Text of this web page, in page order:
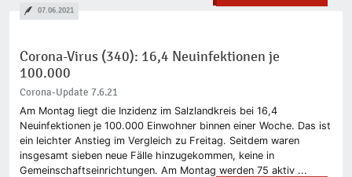
Corona-Virus (340): 16,4 Neuinfektionen je
100.000
Corona-Update 7.6.21
Am Montag liegt die Inzidenz im Salzlandkreis bei 16,4
Neuinfektionen je 100.000 Einwohner binnen einer Woche. Das ist
ein leichter Anstieg im Vergleich zu Freitag. Seitdem waren
insgesamt sieben neue Fälle hinzugekommen, keine in
Gemeinschaftseinrichtungen. Am Montag werden 75 aktiv ...
07.06.2021